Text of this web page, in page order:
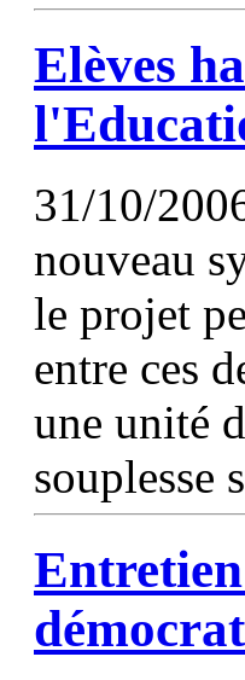
Elèves
31/10/
nouveau
le projet
entre ces
une unité
souplesse